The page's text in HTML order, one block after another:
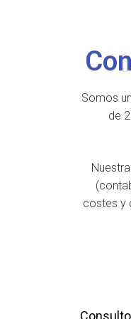
Somos
de
costes y